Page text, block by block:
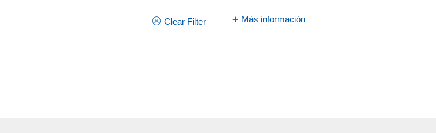
Clear Filter Más información